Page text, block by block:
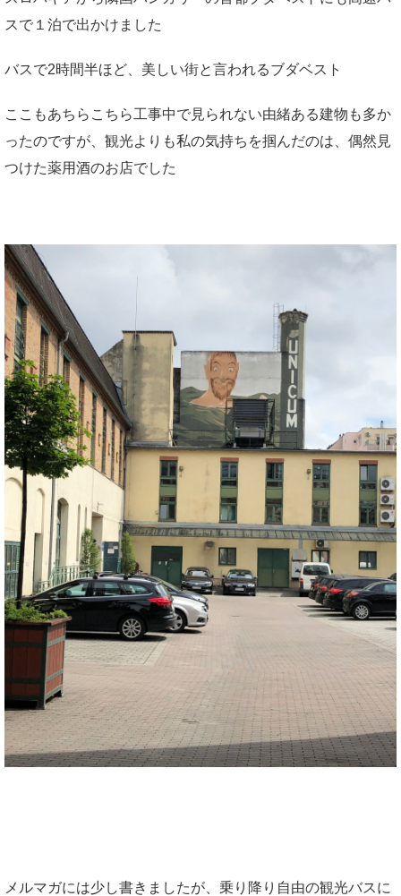
スで１泊で出かけました
バスで2時間半ほど、美しい街と言われるブダベスト
ここもあちらこちら工事中で見られない由緒ある建物も多か
ったのですが、観光よりも私の気持ちを掴んだのは、偶然見
つけた薬用酒のお店でした
メルマガには少し書きましたが、乗り降り自由の観光バスに